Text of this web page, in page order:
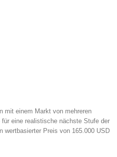
mit einem Markt von mehreren
eine realistische nächste Stufe der
wertbasierter Preis von 165.000 USD